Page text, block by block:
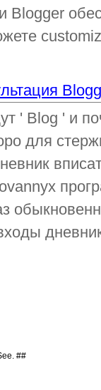
Blogger
' Blog ' и
для
##